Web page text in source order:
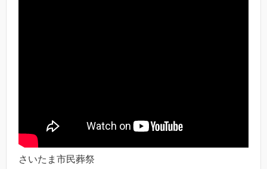
さいたま市民葬祭